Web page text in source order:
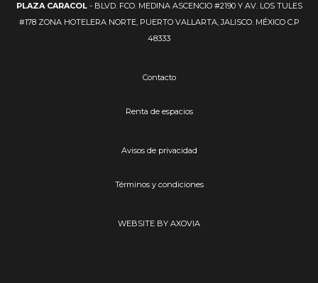
PLAZA CARACOL- BLVD. FCO. MEDINA ASCENCIO #2190 Y AV. LOS TULES
#178 ZONA HOTELERA NORTE, PUERTO VALLARTA, JALISCO. MÉXICO C.P
48333
Contacto
Renta de espacios
Avisos de privacidad
Términos y condiciones
WEBSITE BY AXOVIA